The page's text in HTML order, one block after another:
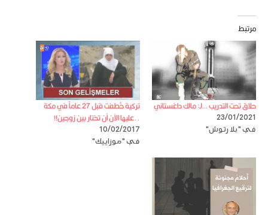
مرتبط
حلاق تحت التدريب …لـ: مالك داغستاني
23/01/2021
في "بلا رتوش"
تركية خُطفت قبل 27 عاماً في مكة
..عليها الآن أن تختار بين زوجين!!
10/02/2017
في "موزاييك"